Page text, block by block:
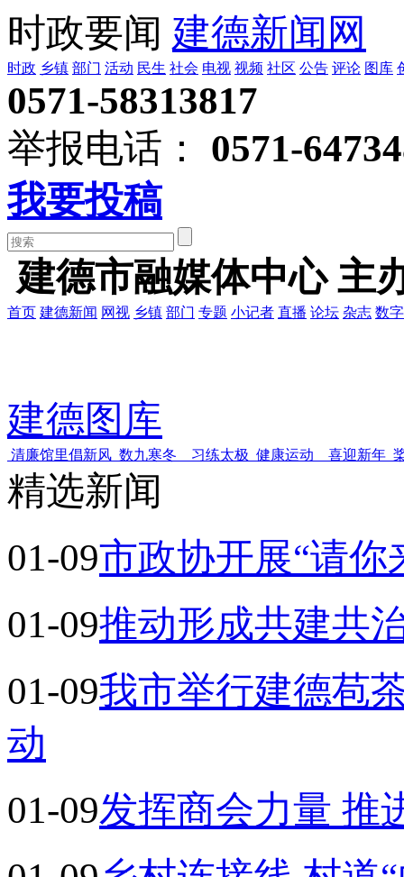
时政要闻 建德新闻网
时政 乡镇 部门 活动 民生 社会 电视 视频 社区 公告 评论 图库
0571-58313817
举报电话：
0571-
我要投稿
建德市融媒体中心 主
首页 建德新闻 网视 乡镇 部门 专题 小记者 直播 论坛 杂志 数
建德图库
清廉馆里倡新风 数九寒冬 习练太极 健康运动 喜迎新年
精选新闻
01-09市政协开展“请你
01-09推动形成共建共
01-09我市举行建德苞
动
01-09发挥商会力量 推